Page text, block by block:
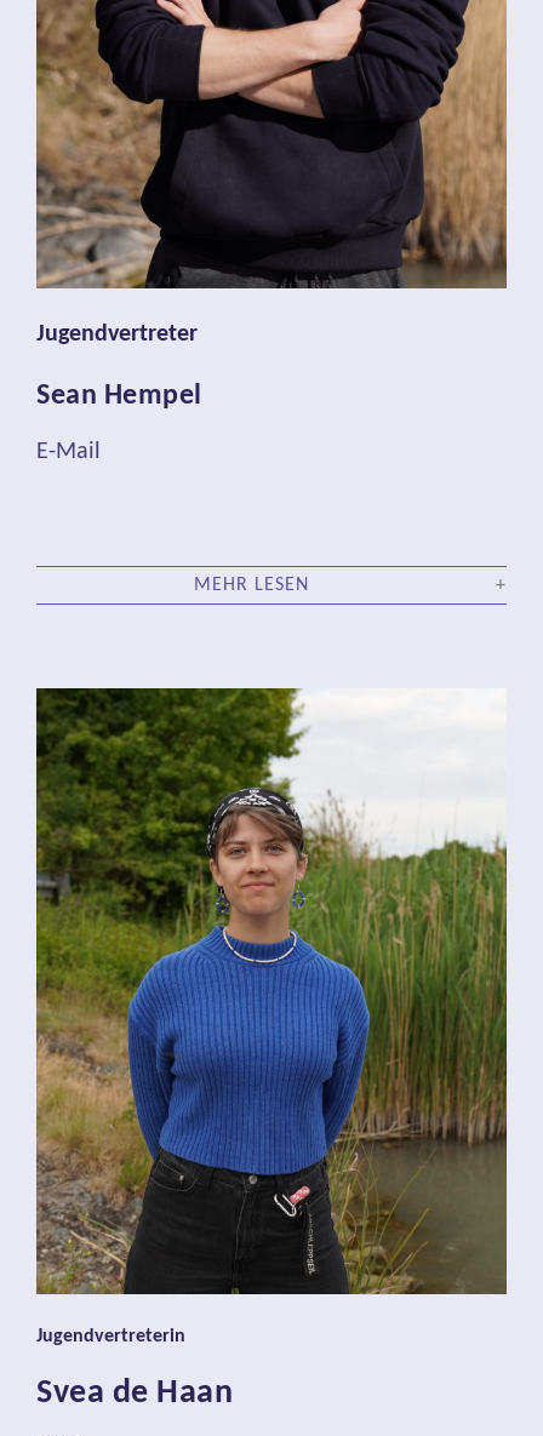
Jugendvertreter
Sean Hempel
E-Mail
MEHR LESEN
Jugendvertreterin
Svea de Haan